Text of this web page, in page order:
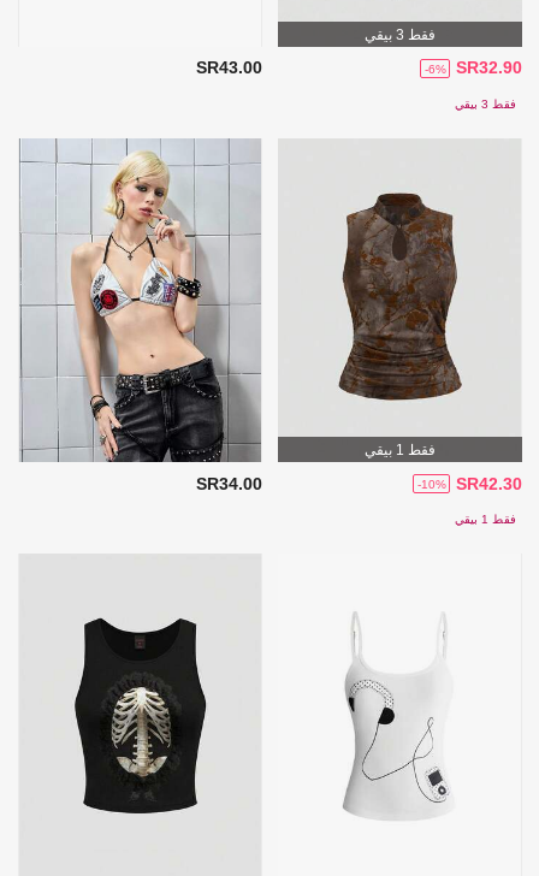
فقط 3 بيقي
SR32.90
-6%
فقط 3 بيقي
SR43.00
فقط 1 بيقي
SR42.30
-10%
فقط 1 بيقي
SR34.00